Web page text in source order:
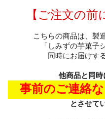
【ご注文の前
こちらの商品は、製
「しみずの芋菓子
同時にお届けす
他商品と同
事前のご連絡
とさせて